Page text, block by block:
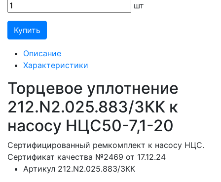
шт
Купить
Описание
Характеристики
Торцевое уплотнение
212.N2.025.883/3КК к
насосу НЦС50-7,1-20
Сертифицированный ремкомплект к насосу НЦС.
Сертификат качества №2469 от 17.12.24
Артикул 212.N2.025.883/3КК